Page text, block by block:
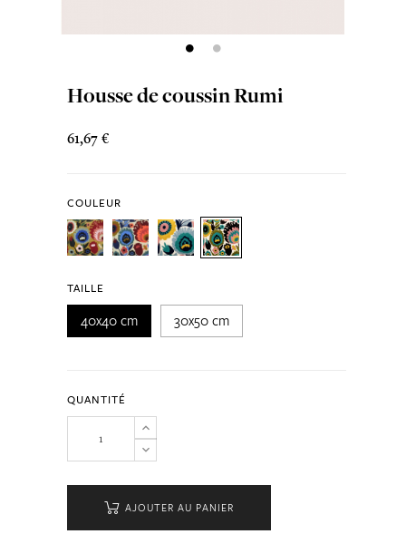
Housse de coussin Rumi
61,67 €
COULEUR
TAILLE
40x40 cm 30x50 cm
QUANTITÉ
AJOUTER AU PANIER